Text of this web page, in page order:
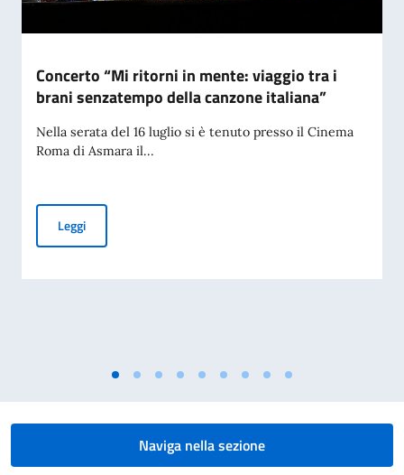
Concerto “Mi ritorni in mente: viaggio tra i
brani senzatempo della canzone italiana”
Nella serata del 16 luglio si è tenuto presso il Cinema
Roma di Asmara il...
LeggiConcerto “Mi ritorni in mente: viaggio tra i brani
Naviga nella sezione